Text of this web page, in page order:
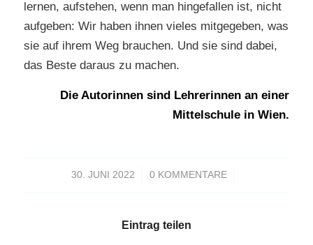
lernen, aufstehen, wenn man hingefallen ist, nicht
aufgeben: Wir haben ihnen vieles mitgegeben, was
sie auf ihrem Weg brauchen. Und sie sind dabei,
das Beste daraus zu machen.
Die Autorinnen sind Lehrerinnen an einer
Mittelschule in Wien.
30. JUNI 2022
/ 0 KOMMENTARE
/
Eintrag teilen